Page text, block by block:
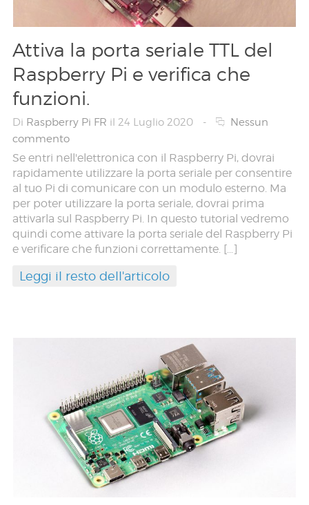
Attiva la porta seriale TTL del
Raspberry Pi e verifica che
funzioni.
Di Raspberry Pi FR il 24 Luglio 2020 -
Nessun
commento
Se entri nell'elettronica con il Raspberry Pi, dovrai
rapidamente utilizzare la porta seriale per consentire
al tuo Pi di comunicare con un modulo esterno. Ma
per poter utilizzare la porta seriale, dovrai prima
attivarla sul Raspberry Pi. In questo tutorial vedremo
quindi come attivare la porta seriale del Raspberry Pi
e verificare che funzioni correttamente. […]
Leggi il resto dell'articolo